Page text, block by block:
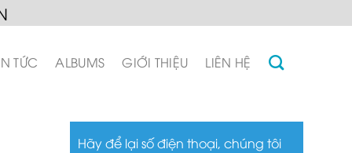
TỨC ALBUMS GIỚI THIỆU LIÊN HỆ
Hãy để lại số điện thoại, chúng tôi